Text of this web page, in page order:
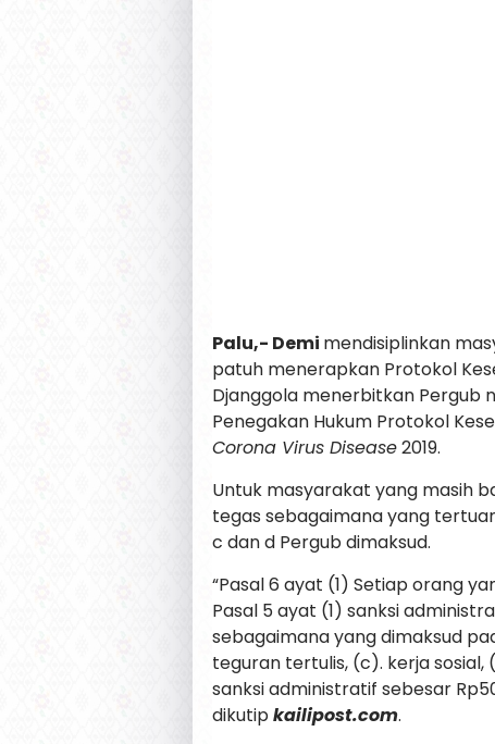
Palu,- Demi mendisiplinkan
patuh menerapkan Protokol
Djanggola menerbitkan Pergub
Penegakan Hukum Protokol
Corona Virus Disease2019.
Untuk masyarakat yang masih
tegas sebagaimana yang
c dan d Pergub dimaksud.
“Pasal 6 ayat (1) Setiap orang
Pasal 5 ayat (1) sanksi
sebagaimana yang dimaksud
teguran tertulis, (c). kerja
sanksi administratif sebesar
dikutipkailipost.com.